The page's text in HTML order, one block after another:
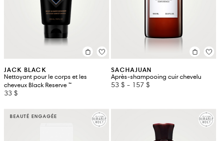
JACK BLACK
Nettoyant pour le corps et les
cheveux Black Reserve ™
33 $
SACHAJUAN
Après-shampooing cuir chevelu
53 $ - 157 $
BEAUTÉ ENGAGÉE